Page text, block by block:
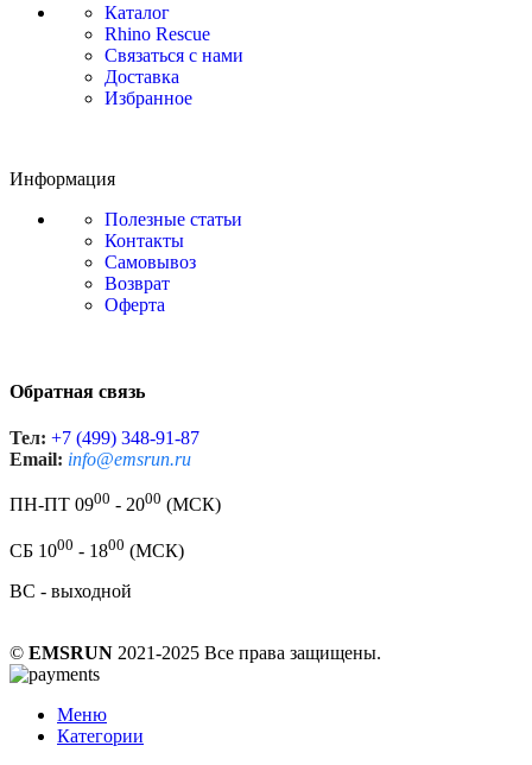
Каталог
Rhino Rescue
Связаться с нами
Доставка
Избранное
Информация
Полезные статьи
Контакты
Самовывоз
Возврат
Оферта
Обратная связь
Тел: +7 (499) 348-91-87
Email: info@emsrun.ru
ПН-ПТ 0900 - 2000 (МСК)
СБ 1000 - 1800 (МСК)
ВС - выходной
© EMSRUN 2021-2025 Все права защищены.
Меню
Категории